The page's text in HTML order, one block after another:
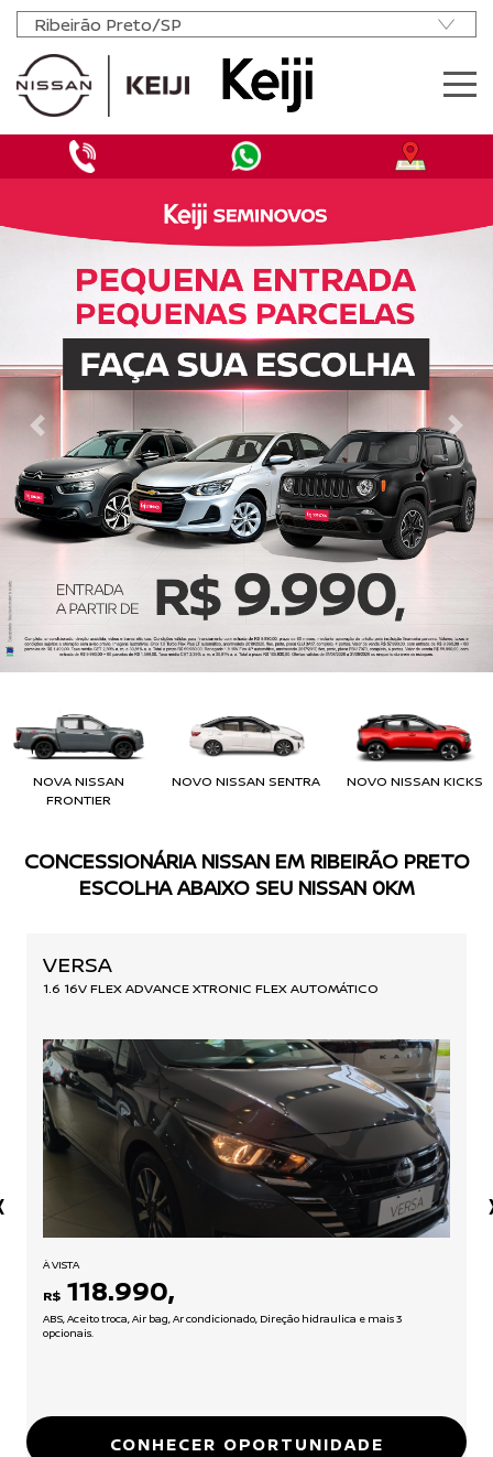
MODELOS
OFERTAS NOVOS
OFERTAS SEMINOVOS
VENDA DIRETA
MANUTENÇÃO
AGENDAR REVISÃO
INSTITUCIONAL
CONTATO
TRABALHE CONOSCO
CANAL DE DENÚNCIA
NOVA NISSAN
FRONTIER
NOVO NISSAN SENTRA NOVO NISSAN KICKS
CONCESSIONÁRIA NISSAN EM RIBEIRÃO PRETO
ESCOLHA ABAIXO SEU NISSAN 0KM
VERSA
1.6 16V FLEX ADVANCE XTRONIC FLEX AUTOMÁTICO
À VISTA
R$ 118.990,
ABS, Aceito troca, Air bag, Ar condicionado, Direção hidraulica e mais 3
opcionais.
CONHECER OPORTUNIDADE